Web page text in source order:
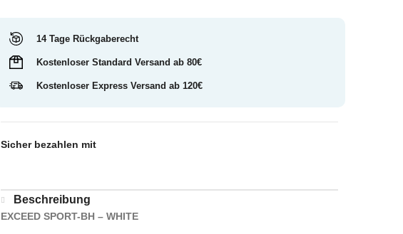
14 Tage Rückgaberecht
Kostenloser Standard Versand ab 80€
Kostenloser Express Versand ab 120€
Sicher bezahlen mit
Beschreibung
EXCEED SPORT-BH – WHITE